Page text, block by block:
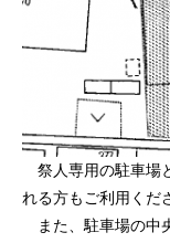
祭人専用の駐車場
れる方もご利用くだ
また、駐車場の中